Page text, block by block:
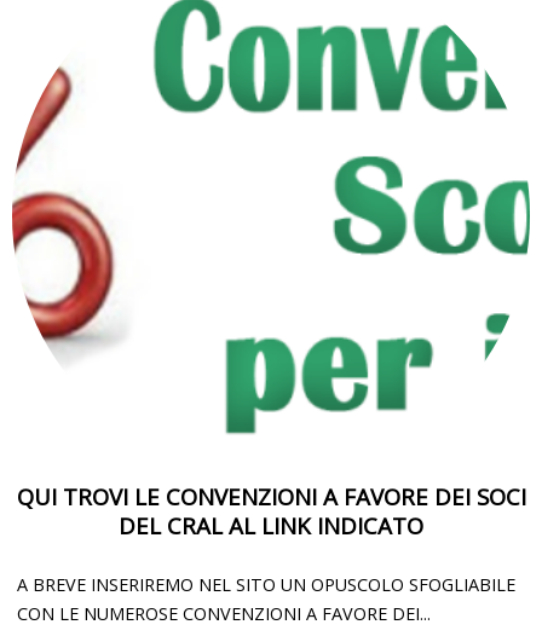
QUI TROVI LE CONVENZIONI A FAVORE DEI SOCI
DEL CRAL AL LINK INDICATO
A BREVE INSERIREMO NEL SITO UN OPUSCOLO SFOGLIABILE
CON LE NUMEROSE CONVENZIONI A FAVORE DEI...